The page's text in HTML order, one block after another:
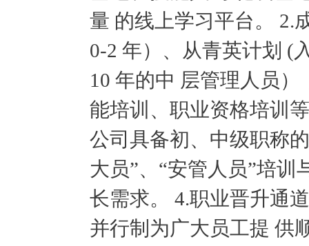
量 的线上学习平台。 2.
0-2 年）、从青英计划 (
10 年的中 层管理人员
能培训、职业资格培训
公司具备初、中级职称
大员”、“安管人员”培
长需求。 4.职业晋升通
并行制为广大员工提 供